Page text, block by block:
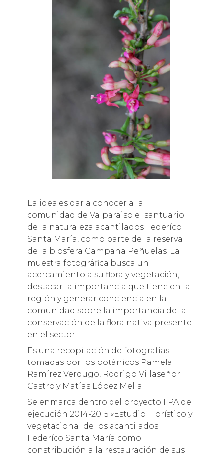
La idea es dar a conocer a la
comunidad de Valparaiso el santuario
de la naturaleza acantilados Federíco
Santa María, como parte de la reserva
de la biosfera Campana Peñuelas. La
muestra fotográfica busca un
acercamiento a su flora y vegetación,
destacar la importancia que tiene en la
región y generar conciencia en la
comunidad sobre la importancia de la
conservación de la flora nativa presente
en el sector.
Es una recopilación de fotografías
tomadas por los botánicos Pamela
Ramírez Verdugo, Rodrigo Villaseñor
Castro y Matías López Mella.
Se enmarca dentro del proyecto FPA de
ejecución 2014-2015 «Estudio Florístico y
vegetacional de los acantilados
Federíco Santa María como
constribución a la restauración de sus